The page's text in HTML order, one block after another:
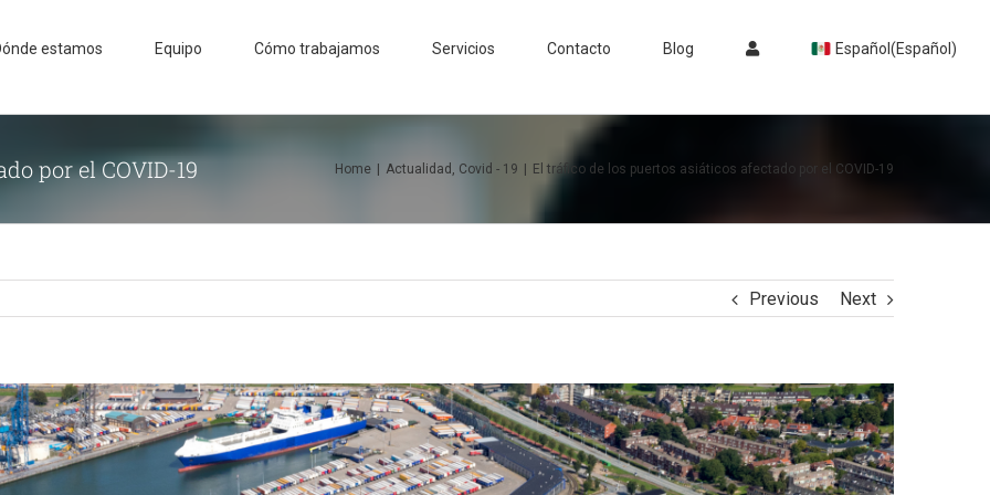
estamos Equipo Cómo trabajamos Servicios Contacto Blog Español(Español)
por el COVID-19 Home Actualidad , Covid - 19 El tráfico de los puertos asiáticos afectado por el COVID-19
Previous Next